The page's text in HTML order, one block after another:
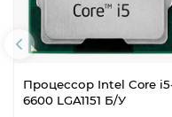
Процессор Intel Core
6600 LGA1151 Б/У